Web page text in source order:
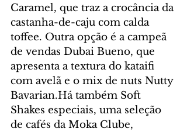
Caramel, que traz a crocância da
castanha-de-caju com calda
toffee. Outra opção é a campeã
de vendas Dubai Bueno, que
apresenta a textura do kataifi
com avelã e o mix de nuts Nutty
Bavarian.Há também Soft
Shakes especiais, uma seleção
de cafés da Moka Clube,